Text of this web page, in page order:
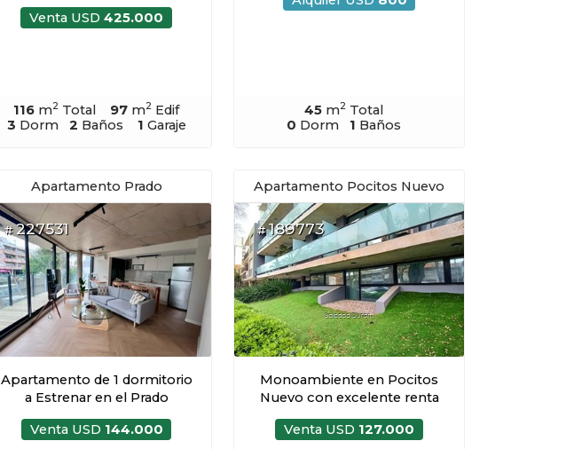
Venta USD 425.000
116 m2 Total 97 m2 Edif
3 Dorm 2 Baños 1 Garaje
45 m2 Total
0 Dorm 1 Baños
Apartamento Prado
#227531
Apartamento de 1 dormitorio
a Estrenar en el Prado
Venta USD 144.000
Apartamento Pocitos Nuevo
#189773
Monoambiente en Pocitos
Nuevo con excelente renta
Venta USD 127.000